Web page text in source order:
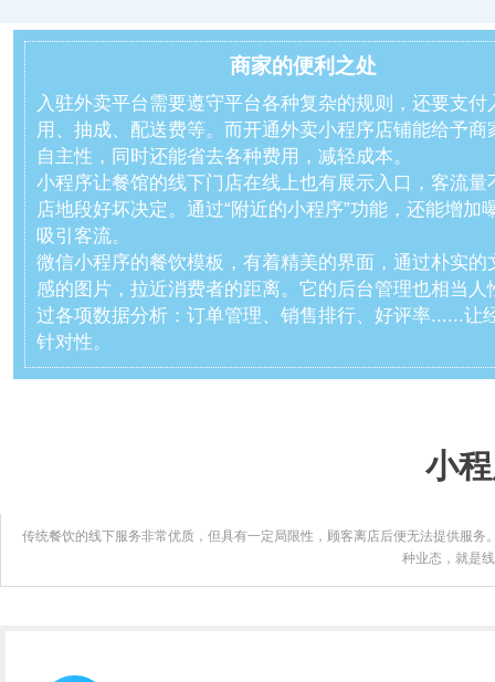
商家的便利之处
入驻外卖平台需要遵守平台各种复杂的规则，还要支付
用、抽成、配送费等。而开通外卖小程序店铺能给予商
自主性，同时还能省去各种费用，减轻成本。
小程序让餐馆的线下门店在线上也有展示入口，客流量
店地段好坏决定。通过“附近的小程序”功能，还能增加
吸引客流。
微信小程序的餐饮模板，有着精美的界面，通过朴实的
感的图片，拉近消费者的距离。它的后台管理也相当人
过各项数据分析：订单管理、销售排行、好评率......让
针对性。
小
传统餐饮的线下服务非常优质，但具有一定局限性，顾客离店后便无法提供服
种业态，就是